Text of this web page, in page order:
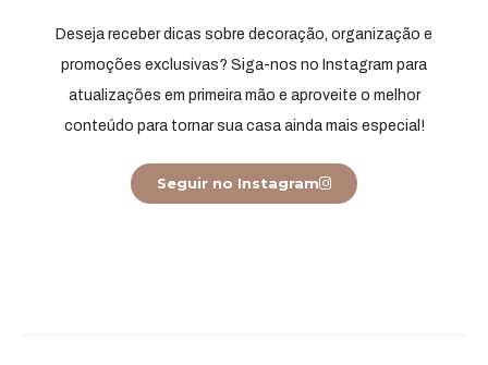
Deseja receber dicas sobre decoração, organização e
promoções exclusivas? Siga-nos no Instagram para
atualizações em primeira mão e aproveite o melhor
conteúdo para tornar sua casa ainda mais especial!
Seguir no Instagram